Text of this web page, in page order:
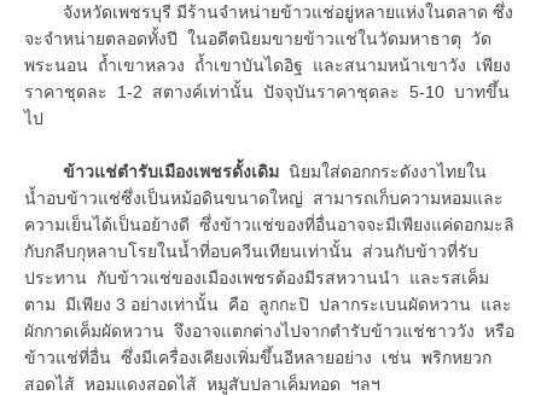
จังหวัดเพชรบุรี มีร้านจำหน่ายข้าวแช่อยู่หลายแห่งในตลาด ซึ่ง
จะจำหน่ายตลอดทั้งปี ในอดีตนิยมขายข้าวแช่ในวัดมหาธาตุ วัด
พระนอน ถ้ำเขาหลวง ถ้ำเขาบันไดอิฐ และสนามหน้าเขาวัง เพียง
ราคาชุดละ 1-2 สตางค์เท่านั้น ปัจจุบันราคาชุดละ 5-10 บาทขึ้น
ไป
ข้าวแช่ตำรับเมืองเพชรดั้งเดิม นิยมใส่ดอกกระดังงาไทยใน
น้ำอบข้าวแช่ซึ่งเป็นหม้อดินขนาดใหญ่ สามารถเก็บความหอมและ
ความเย็นได้เป็นอย้างดี ซึ่งข้าวแช่ของที่อื่นอาจจะมีเพียงแค่ดอกมะลิ
กับกลีบกุหลาบโรยในน้ำที่อบควีนเทียนเท่านั้น ส่วนกับข้าวที่รับ
ประทาน กับข้าวแช่ของเมืองเพชรต้องมีรสหวานนำ และรสเค็ม
ตาม มีเพียง 3 อย่างเท่านั้น คือ ลูกกะปิ ปลากระเบนผัดหวาน และ
ผักกาดเค็มผัดหวาน จึงอาจแตกต่างไปจากตำรับข้าวแช่ชาววัง หรือ
ข้าวแช่ที่อื่น ซึ่งมีเครื่องเคียงเพิ่มขึ้นอีหลายอย่าง เช่น พริกหยวก
สอดไส้ หอมแดงสอดไส้ หมูสับปลาเค็มทอด ฯลฯ